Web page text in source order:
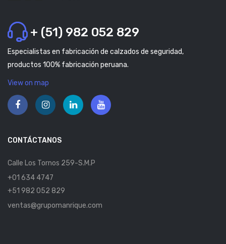
+ (51) 982 052 829
Especialistas en fabricación de calzados de seguridad,
productos 100% fabricación peruana.
View on map
CONTÁCTANOS
Calle Los Tornos 259-S.M.P
+01 634 4747
+51 982 052 829
ventas@grupomanrique.com